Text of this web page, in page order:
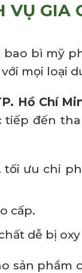
GIA
bì mỹ
mọi loại
Hồ Chí
đến
tối ưu chi
cấp.
dễ bị
sản